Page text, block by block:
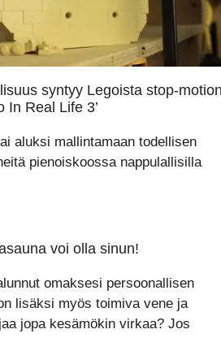
syntyy Legoista stop-
In Real Life 3’
aluksi mallintamaan todellisen
pienoiskoossa nappulallisilla
voi olla sinun!
omaksesi persoonallisen
lisäksi myös toimiva vene ja
jopa kesämökin virkaa? Jos